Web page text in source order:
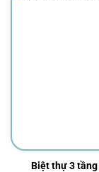
Biệt thự 3